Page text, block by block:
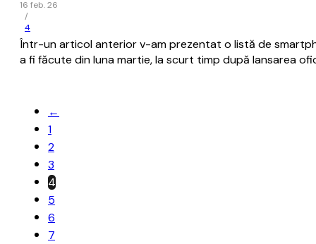
16 feb. 26
/
4
Într-un articol anterior v-am prezentat o listă de
a fi făcute din luna martie, la scurt timp după lansarea
←
1
2
3
4
5
6
7